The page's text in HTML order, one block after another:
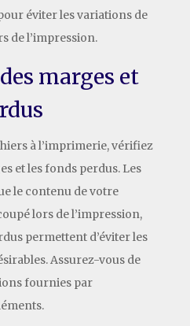
éviter les variations de
de l’impression.
marges et
à l’imprimerie, vérifiez
et les fonds perdus. Les
le contenu de votre
lors de l’impression,
permettent d’éviter les
Assurez-vous de
fournies par